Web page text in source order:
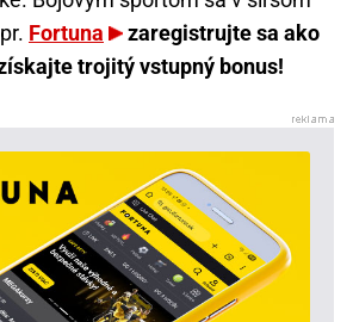
Fortuna
zaregistrujte sa ako
trojitý vstupný bonus!